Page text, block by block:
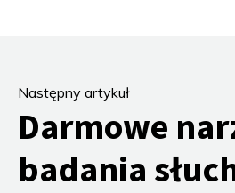
Następny artykuł
Darmowe
badania